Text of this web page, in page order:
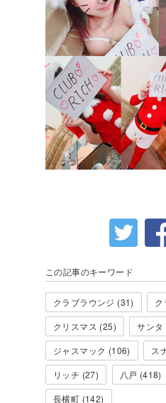
この記事のキーワード
クラブラウンジ (31)
ク
クリスマス (25)
サンタ
ジャスマック (106)
ス
リッチ (27)
八戸 (418)
長横町 (142)